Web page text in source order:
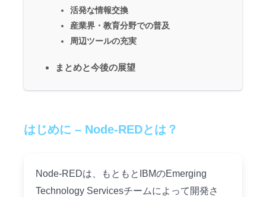
活発な情報交換
産業界・教育分野での普及
周辺ツールの充実
まとめと今後の展望
はじめに – Node-REDとは？
Node-REDは、もともとIBMのEmerging
Technology Servicesチームによって開発さ